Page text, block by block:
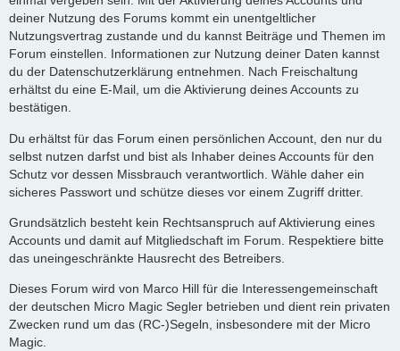
deiner Nutzung des Forums kommt ein unentgeltlicher
Nutzungsvertrag zustande und du kannst Beiträge und Themen im
Forum einstellen. Informationen zur Nutzung deiner Daten kannst
du der Datenschutzerklärung entnehmen. Nach Freischaltung
erhältst du eine E-Mail, um die Aktivierung deines Accounts zu
bestätigen.
Du erhältst für das Forum einen persönlichen Account, den nur du
selbst nutzen darfst und bist als Inhaber deines Accounts für den
Schutz vor dessen Missbrauch verantwortlich. Wähle daher ein
sicheres Passwort und schütze dieses vor einem Zugriff dritter.
Grundsätzlich besteht kein Rechtsanspruch auf Aktivierung eines
Accounts und damit auf Mitgliedschaft im Forum. Respektiere bitte
das uneingeschränkte Hausrecht des Betreibers.
Dieses Forum wird von Marco Hill für die Interessengemeinschaft
der deutschen Micro Magic Segler betrieben und dient rein privaten
Zwecken rund um das (RC-)Segeln, insbesondere mit der Micro
Magic.